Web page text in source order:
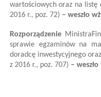
wartościowych oraz na listę
2016 r., poz. 72) – weszło w
Rozporządzenie Ministra
sprawie egzaminów na
doradcę inwestycyjnego
z 2016 r., poz. 707) – weszło